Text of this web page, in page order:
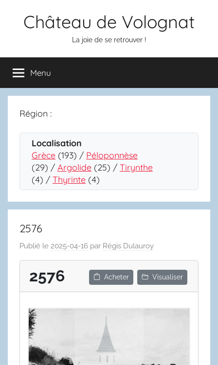
Château de Volognat
La joie de se retrouver !
Menu
Région :
Localisation
Grèce (193) / Péloponnèse
(29) / Argolide (25) / Tirynthe
(4) / Thyrinte (4)
2576
Publié le 2025-04-16 par Régis Dulauroy
2576 Acheter Visualiser